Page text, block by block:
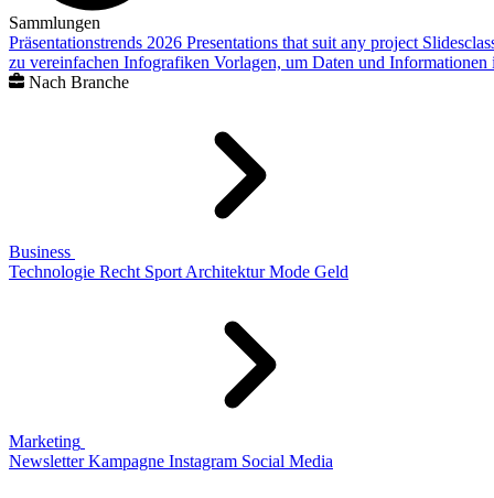
Sammlungen
Präsentationstrends 2026 Presentations that suit any project
zu vereinfachen Infografiken Vorlagen, um Daten und
Nach Branche
Business
Technologie Recht Sport Architektur Mode Geld
Marketing
Newsletter Kampagne Instagram Social Media